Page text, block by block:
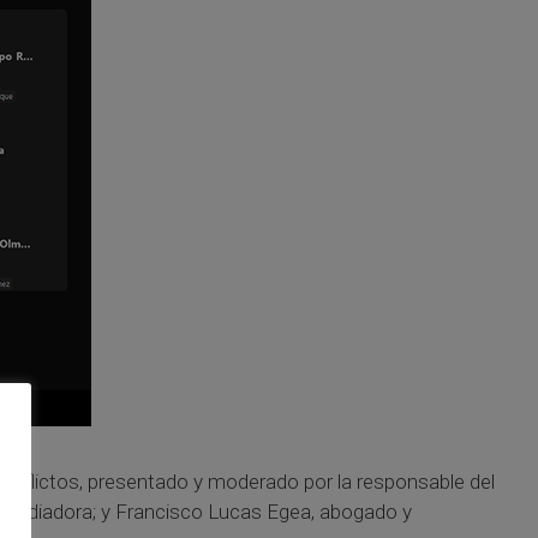
presentado y moderado por la responsable del
y Francisco Lucas Egea, abogado y